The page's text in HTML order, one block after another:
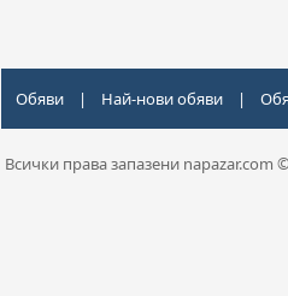
Обяви | Най-нови обяви |
Всички права запазени napazar.com